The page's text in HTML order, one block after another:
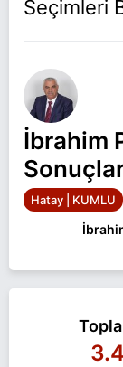
Seçimleri
İbrahim
Hatay | KUMLU
PAÇ,